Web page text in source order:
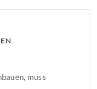
muss